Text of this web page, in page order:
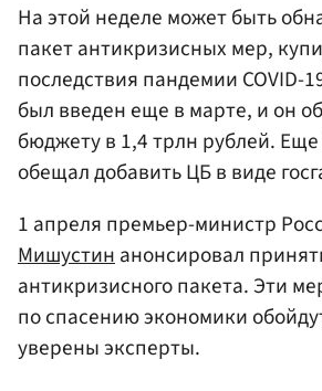
На этой неделе может быть
пакет антикризисных мер,
последствия пандемии COVID-
был введен еще в марте, и он
бюджету в 1,4 трлн рублей.
обещал добавить ЦБ в виде
1 апреля премьер-министр
Мишустинанонсировал
антикризисного пакета. Эти
по спасению экономики
уверены эксперты.